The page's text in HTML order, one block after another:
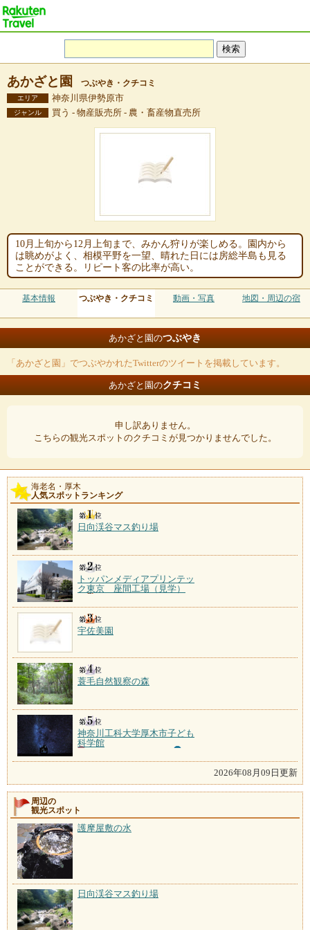
あかざと園 つぶやき・クチコミ
エリア 神奈川県伊勢原市
ジャンル 買う - 物産販売所 - 農・畜産物直売所
10月上旬から12月上旬まで、みかん狩りが楽しめる。園内から
は眺めがよく、相模平野を一望、晴れた日には房総半島も見る
ことができる。リピート客の比率が高い。
基本情報 つぶやき・クチコミ 動画・写真 地図・周辺の宿
あかざと園のつぶやき
「あかざと園」でつぶやかれたTwitterのツイートを掲載しています。
あかざと園のクチコミ
申し訳ありません。
こちらの観光スポットのクチコミが見つかりませんでした。
海老名・厚木
人気スポットランキング
日向渓谷マス釣り場
トッパンメディアプリンテッ
ク東京 座間工場（見学）
宇佐美園
蓑毛自然観察の森
神奈川工科大学厚木市子ども
科学館
2026年08月09日更新
周辺の
観光スポット
護摩屋敷の水
日向渓谷マス釣り場